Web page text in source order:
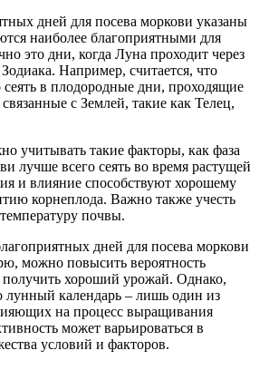
дней для посева моркови указаны
наиболее благоприятными для
это дни, когда Луна проходит через
Например, считается, что
сеять в плодородные дни, проходящие
с Землей, такие как Телец,
учитывать такие факторы, как фаза
лучше всего сеять во время растущей
и влияние способствуют хорошему
корнеплода. Важно также учесть
почвы.
дней для посева моркови
можно повысить вероятность
хороший урожай. Однако,
лунный календарь – лишь один из
на процесс выращивания
может варьироваться в
условий и факторов.